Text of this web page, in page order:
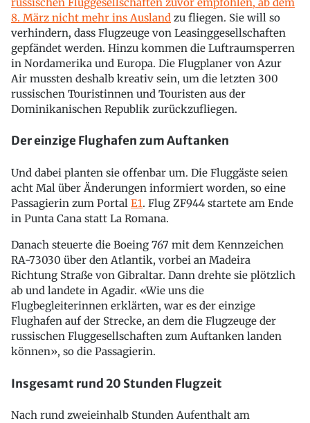
8. März nicht mehr ins Ausland zu fliegen. Sie will so
verhindern, dass Flugzeuge von Leasinggesellschaften
gepfändet werden. Hinzu kommen die Luftraumsperren
in Nordamerika und Europa. Die Flugplaner von Azur
Air mussten deshalb kreativ sein, um die letzten 300
russischen Touristinnen und Touristen aus der
Dominikanischen Republik zurückzufliegen.
Der einzige Flughafen zum Auftanken
Und dabei planten sie offenbar um. Die Fluggäste seien
acht Mal über Änderungen informiert worden, so eine
Passagierin zum Portal E1. Flug ZF944 startete am Ende
in Punta Cana statt La Romana.
Danach steuerte die Boeing 767 mit dem Kennzeichen
RA-73030 über den Atlantik, vorbei an Madeira
Richtung Straße von Gibraltar. Dann drehte sie plötzlich
ab und landete in Agadir. «Wie uns die
Flugbegleiterinnen erklärten, war es der einzige
Flughafen auf der Strecke, an dem die Flugzeuge der
russischen Fluggesellschaften zum Auftanken landen
können», so die Passagierin.
Insgesamt rund 20 Stunden Flugzeit
Nach rund zweieinhalb Stunden Aufenthalt am